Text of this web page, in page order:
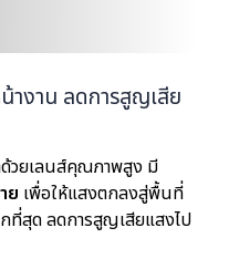
างาน ลดการสูญเสีย
วยเลนส์คุณภาพสูง มี
ย เพื่อให้แสงตกลงสู่พื้นที่
สุด ลดการสูญเสียแสงไป